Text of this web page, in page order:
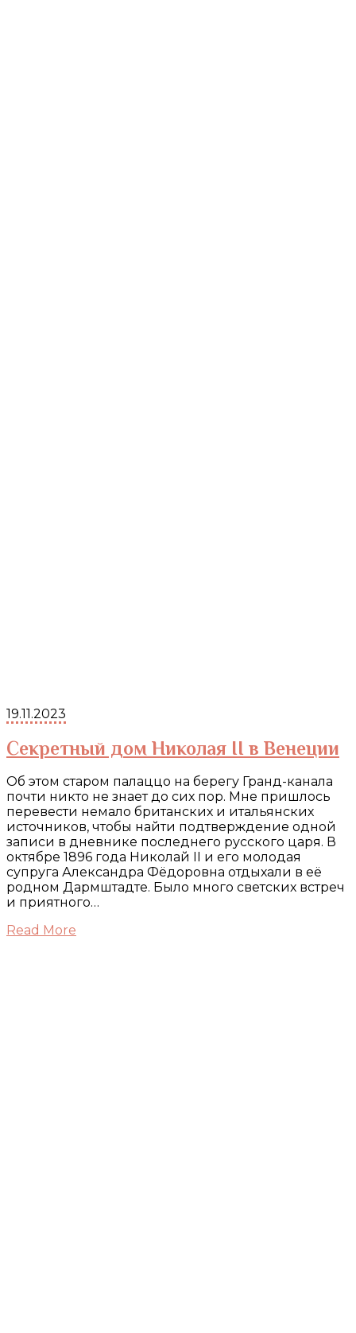
19.11.2023
Секретный дом Николая II в Венеции
Об этом старом палаццо на берегу Гранд-канала
почти никто не знает до сих пор. Мне пришлось
перевести немало британских и итальянских
источников, чтобы найти подтверждение одной
записи в дневнике последнего русского царя. В
октябре 1896 года Николай II и его молодая
супруга Александра Фёдоровна отдыхали в её
родном Дармштадте. Было много светских встреч
и приятного…
Read More